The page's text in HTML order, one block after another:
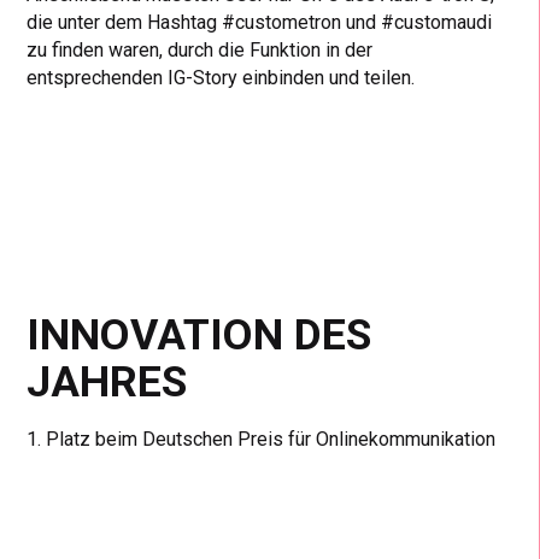
die unter dem Hashtag #custometron und #customaudi
zu finden waren, durch die Funktion in der
entsprechenden IG-Story einbinden und teilen.
INNOVATION DES
JAHRES
1. Platz beim Deutschen Preis für Onlinekommunikation